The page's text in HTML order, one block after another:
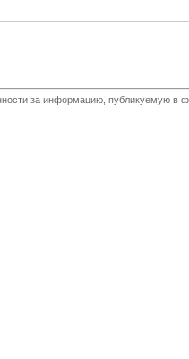
за информацию, публикуемую